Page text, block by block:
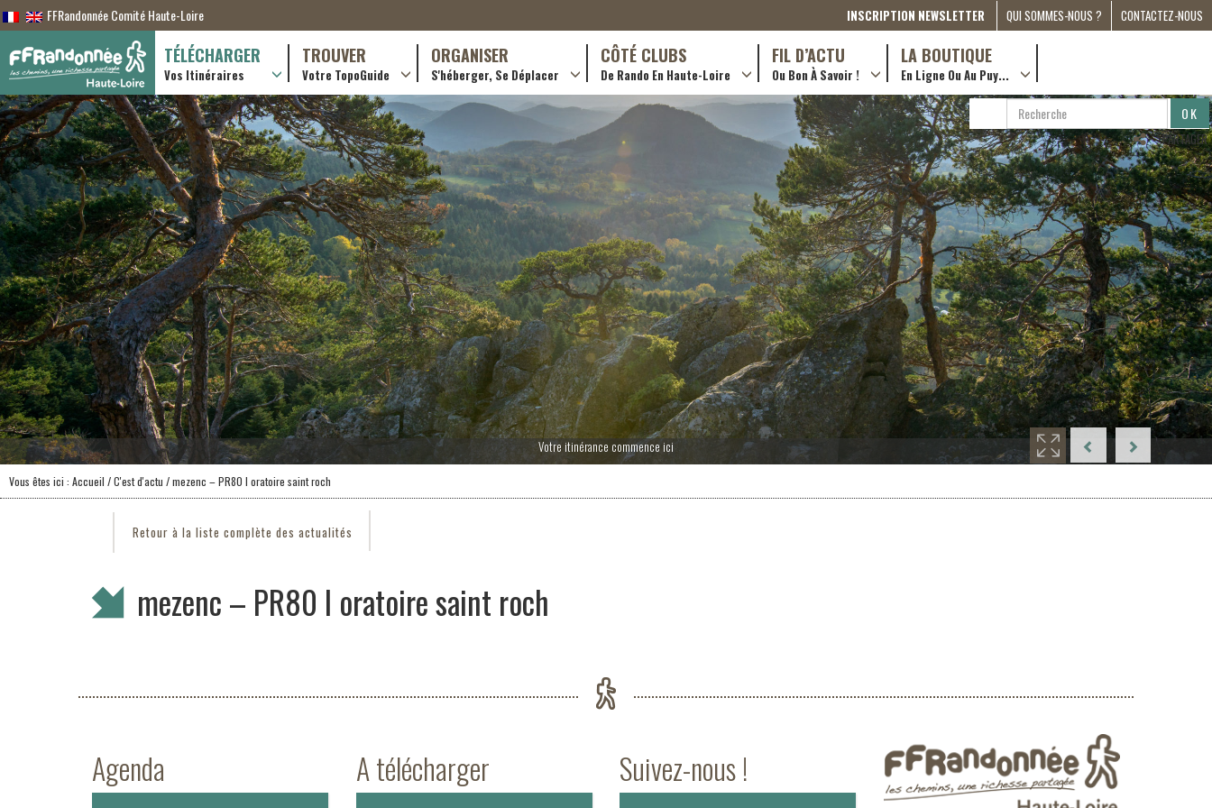
Votre itinérance commence ici
FFRandonnée Comité Haute-Loire INSCRIPTION NEWSLETTER
QUI SOMMES-NOUS ?
A PROPOS
PRESSE
PARTENARIATS
ESPACE MÉDIA
COMPAGNON DE ROUTE
2022
CONTACTEZ-NOUS
TÉLÉCHARGER
Vos Itinéraires
TROUVER
Votre TopoGuide
Randonnées itinerantes (GR)
Randonnées à la journée (PR)
Boutique en ligne
Pratique & conseils
ORGANISER
S'héberger, Se Déplacer
Hôtellerie
Gîtes et chambres d’hôtes
Campings
Restaurants
Transporteurs & services
CÔTÉ CLUBS
De Rando En Haute-Loire
Formations en rando 2024
Rando douce
Trouver un club
Adhérer
Créer un club
Ordre de mission et note de frais
FIL D’ACTU
Ou Bon À Savoir !
LA BOUTIQUE
En Ligne Ou Au Puy...
… en ville !
…en ligne !
RECHERCHER
RECHERCHE
PARTAGER
Vous êtes ici : Accueil /C'est d'actu / mezenc – PR80 l oratoire saint roch
Retour à la liste complète des actualités
mezenc – PR80 l oratoire saint roch
Agenda A télécharger Suivez-nous !